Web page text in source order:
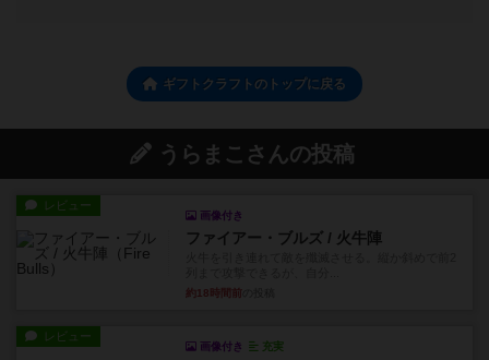
ギフトクラフトのトップに戻る
うらまこさんの投稿
レビュー
画像付き
ファイアー・ブルズ / 火牛陣
約18時間前
レビュー
画像付き 充実